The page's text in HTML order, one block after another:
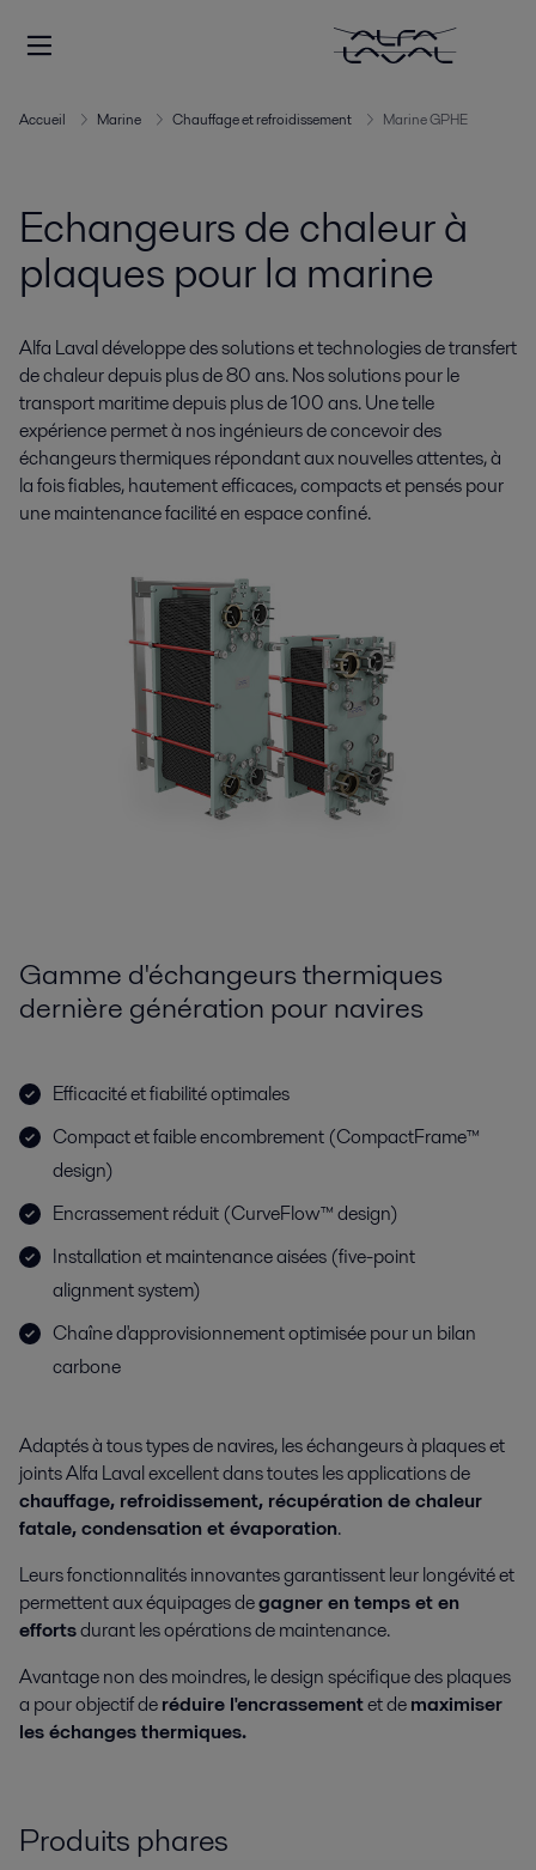
Accueil Marine Chauffage et refroidissement Marine GPHE
Echangeurs de chaleur à
plaques pour la marine
Alfa Laval développe des solutions et technologies de transfert
de chaleur depuis plus de 80 ans. Nos solutions pour le
transport maritime depuis plus de 100 ans. Une telle
expérience permet à nos ingénieurs de concevoir des
échangeurs thermiques répondant aux nouvelles attentes, à
la fois fiables, hautement efficaces, compacts et pensés pour
une maintenance facilité en espace confiné.
Gamme d'échangeurs thermiques
dernière génération pour navires
Efficacité et fiabilité optimales
Compact et faible encombrement (CompactFrame™
design)
Encrassement réduit (CurveFlow™ design)
Installation et maintenance aisées (five-point
alignment system)
Chaîne d'approvisionnement optimisée pour un bilan
carbone
Adaptés à tous types de navires, les échangeurs à plaques et
joints Alfa Laval excellent dans toutes les applications de
chauffage, refroidissement, récupération de chaleur
fatale, condensation et évaporation.
Leurs fonctionnalités innovantes garantissent leur longévité et
permettent aux équipages degagner en temps et en
effortsdurant les opérations de maintenance.
Avantage non des moindres, le design spécifique des plaques
a pour objectif deréduire l'encrassementet demaximiser
les échanges thermiques.
Produits phares